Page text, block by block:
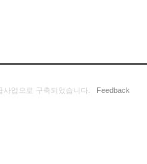
사업으로 구축되었습니다. Feedback